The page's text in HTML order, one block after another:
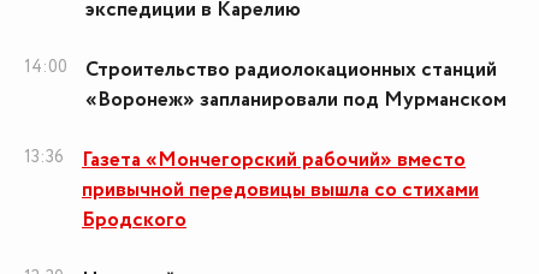
экспедиции в Карелию
14:00
Строительство радиолокационных станций
«Воронеж» запланировали под Мурманском
13:36
Газета «Мончегорский рабочий» вместо
привычной передовицы вышла со стихами
Бродского